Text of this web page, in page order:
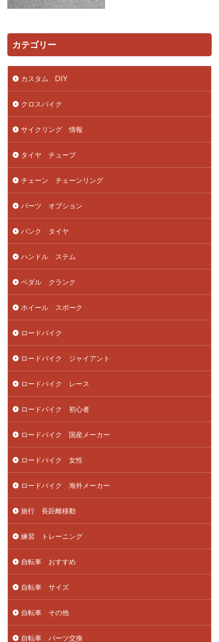
カテゴリー
カスタム DIY
クロスバイク
サイクリング 情報
タイヤ チューブ
チェーン チェーンリング
パーツ オプション
パンク タイヤ
ハンドル ステム
ペダル クランク
ホイール スポーク
ロードバイク
ロードバイク ジャイアント
ロードバイク レース
ロードバイク 初心者
ロードバイク 国産メーカー
ロードバイク 女性
ロードバイク 海外メーカー
旅行 長距離移動
練習 トレーニング
自転車 おすすめ
自転車 サイズ
自転車 その他
自転車 パーツ交換